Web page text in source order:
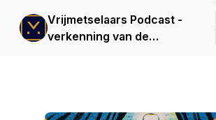
Vrijmetselaars Podcast -
verkenning van de